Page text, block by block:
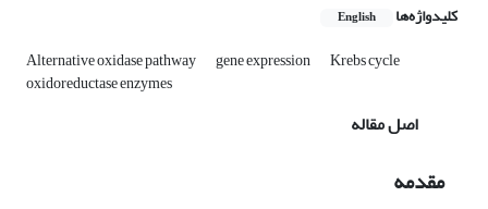
کلیدواژه‌ها English
Alternative oxidase pathway gene expression Krebs cycle
oxidoreductase enzymes
اصل مقاله
مقدمه